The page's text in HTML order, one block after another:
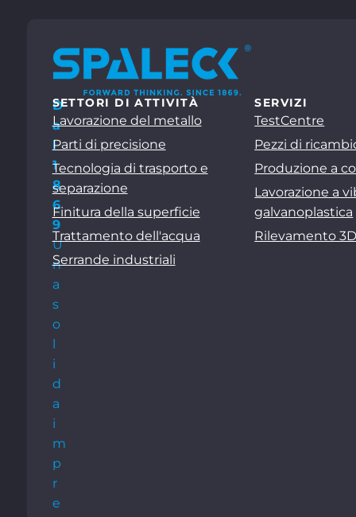
D
a
l
1
8
6
9
U
n
a
s
o
l
i
d
a
i
m
p
r
e
SETTORI DI ATTIVITÀ
Lavorazione del metallo
Parti di precisione
Tecnologia di trasporto e
separazione
Finitura della superficie
Trattamento dell'acqua
Serrande industriali
SERVIZI
TestCentre
Pezzi di
Produzione a
Lavorazione a
galvanoplastica
Rilevamento 3D